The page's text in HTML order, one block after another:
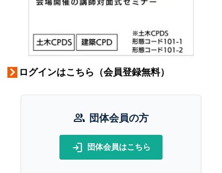
ログインはこちら（会員登録無料）
group 団体会員の方
login 団体会員はこちら